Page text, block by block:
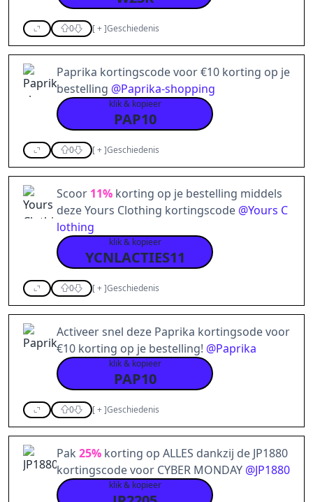
0 [+]Geschiedenis
Paprika kortingscode voor €10 korting op je
bestelling @Paprika-shopping
klik & kopieer
PAP10
0 [+]Geschiedenis
Scoor 11% korting op je bestelling middels
deze Yours Clothing kortingscode @Yours C
lothing
klik & kopieer
YCNLACTIES11
0 [+]Geschiedenis
Activeer snel deze Paprika kortingsode voor
€10 korting op je bestelling! @Paprika
klik & kopieer
PAP10
0 [+]Geschiedenis
Pak 25% korting op ALLES dankzij de JP1880
kortingscode voor CYBER MONDAY @JP1880
klik & kopieer